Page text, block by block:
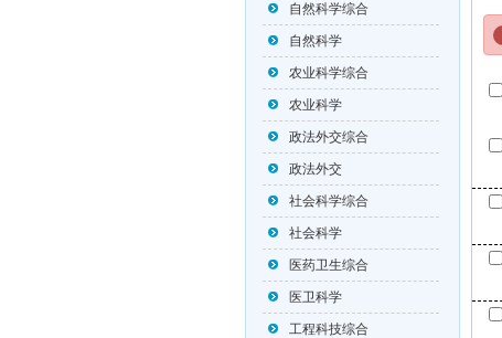
自然科学综合
自然科学
农业科学综合
农业科学
政法外交综合
政法外交
社会科学综合
社会科学
医药卫生综合
医卫科学
工程科技综合